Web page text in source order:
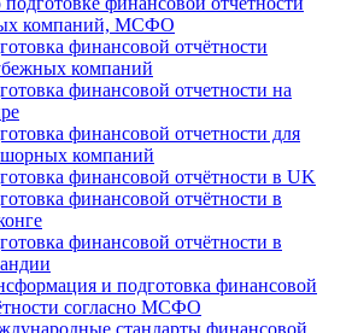
компаний, МСФО
финансовой отчётности
компаний
финансовой отчетности на
финансовой отчетности для
компаний
финансовой отчётности в UK
финансовой отчётности в
финансовой отчётности в
и подготовка финансовой
согласно МСФО
стандарты финансовой